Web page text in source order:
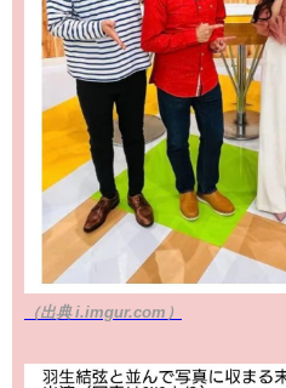
（出典 i.imgur.com）